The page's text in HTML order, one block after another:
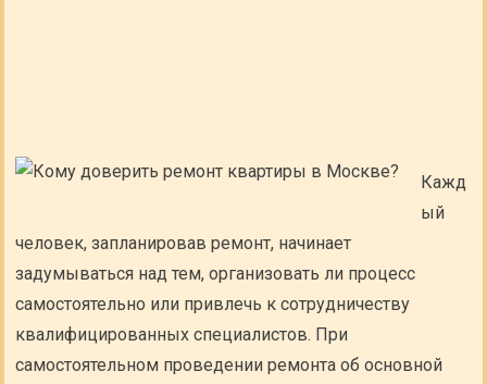
Кажд
ый
человек, запланировав ремонт, начинает
задумываться над тем, организовать ли процесс
самостоятельно или привлечь к сотрудничеству
квалифицированных специалистов. При
самостоятельном проведении ремонта об основной